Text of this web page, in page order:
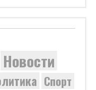
Новости
Спорт